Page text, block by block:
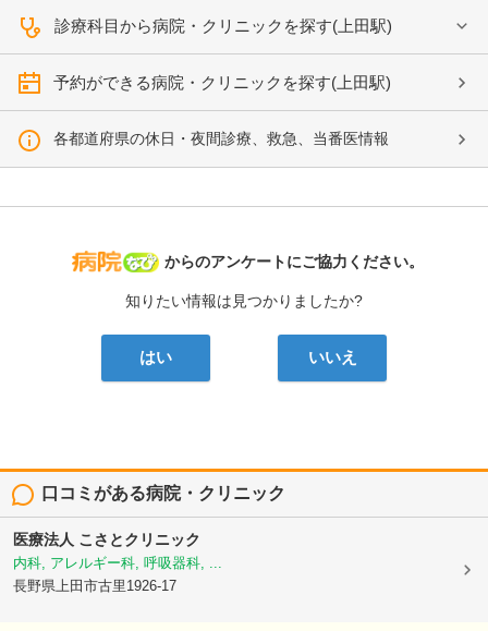
診療科目から病院・クリニックを探す(上田駅)
予約ができる病院・クリニックを探す(上田駅)
各都道府県の休日・夜間診療、救急、当番医情報
病院なび
からのアンケートにご協力ください。
知りたい情報は見つかりましたか?
はい いいえ
口コミがある病院・クリニック
医療法人 こさとクリニック
内科, アレルギー科, 呼吸器科, ...
長野県上田市古里1926-17